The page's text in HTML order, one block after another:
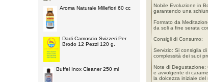
Aroma Naturale Millefiori 60 cc
Dadi Camoscio Svizzeri Per
Brodo 12 Pezzi 120 g.
Buffel Inox Cleaner 250 ml
Nobile Evoluzione in
garantendo una
Formato da
da soli a fine serata
Consigli di Consumo:
Servizio: Si consiglia
complessità dei suoi
Note di Degustazione:
e avvolgente di
la dolcezza iniziale